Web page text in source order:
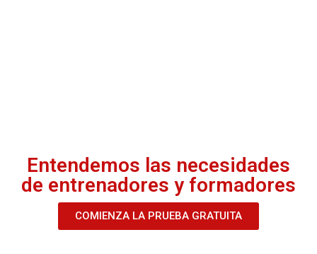
Entendemos las necesidades
de entrenadores y formadores
COMIENZA LA PRUEBA GRATUITA